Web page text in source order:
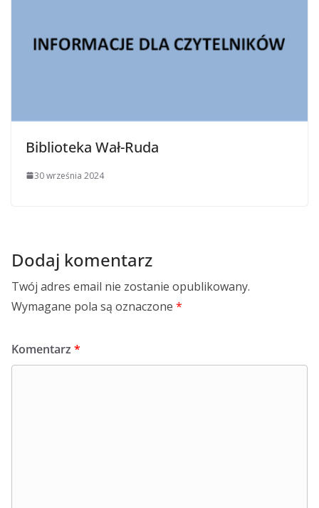
Biblioteka Wał-Ruda
30 września 2024
Dodaj komentarz
Twój adres email nie zostanie opublikowany.
Wymagane pola są oznaczone *
Komentarz *